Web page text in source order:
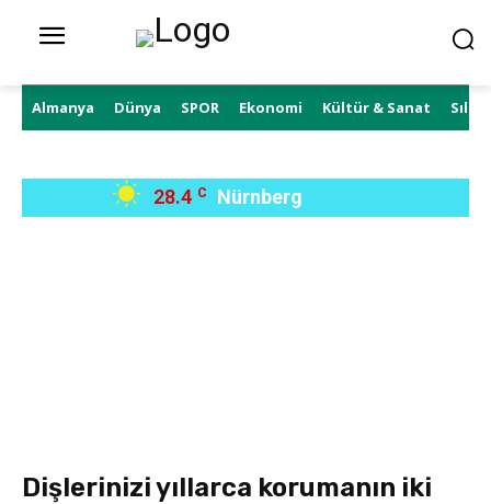
Almanya Dünya SPOR Ekonomi Kültür & Sanat Sıla
28.4 C Nürnberg
Dişlerinizi yıllarca korumanın iki